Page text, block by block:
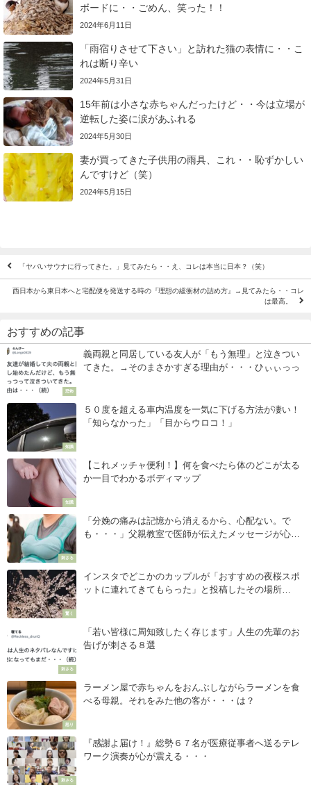
ボードに・・ごめん、笑った！！
2024年6月11日
「雨宿りさせて下さい」と訪れた猫の表情に・・こ
れは断り辛い
2024年5月31日
15年前は小さな赤ちゃんだったけど・・今は立場が
逆転した姿に涙があふれる
2024年5月30日
妻が買ってきた子供用の雨具、これ・・恥ずかしい
んですけど（笑）
2024年5月15日
「ヤバいサウナに行ってきた。」見てみたら・・え、コレは本当に日本？（笑）
西日本から東日本へと宅配便を発送する時の『理想の緩衝材の詰め方』→見てみたら・・コレ
は最高。
おすすめの記事
恐怖
義両親と同居している友人が「もう無理」と泣きつい
てきた。→そのまさかすぎる理由が・・・ひぃぃっっ
知識
５０度を超える車内温度を一気に下げる方法が凄い！
「知らなかった」「目からウロコ！」
知識
【これメッチャ便利！】何を食べたら体のどこが太る
か一目でわかるボディマップ
刺さる
「分娩の痛みは記憶から消えるから、心配ない。で
も・・・」父親教室で医師が伝えたメッセージが心に
驚く
インスタでどこかのカップルが「おすすめの夜桜スポ
ットに連れてきてもらった」と投稿したその場所
刺さる
「若い皆様に周知致したく存じます」人生の先輩のお
告げが刺さる８選
怒り
ラーメン屋で赤ちゃんをおんぶしながらラーメンを食
べる母親。それをみた他の客が・・・は？
刺さる
『感謝よ届け！』総勢６７名が医療従事者へ送るテレ
ワーク演奏が心が震える・・・